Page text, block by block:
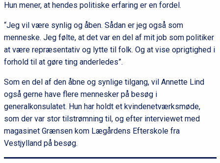
Hun mener, at hendes politiske erfaring er en fordel.
“Jeg vil være synlig og åben. Sådan er jeg også som
menneske. Jeg følte, at det var en del af mit job som politiker
at være repræsentativ og lytte til folk. Og at vise oprigtighed i
forhold til at gøre ting anderledes”.
Som en del af den åbne og synlige tilgang, vil Annette Lind
også gerne have flere mennesker på besøg i
generalkonsulatet. Hun har holdt et kvindenetværksmøde,
som der var stor tilstrømning til, og efter interviewet med
magasinet Grænsen kom Lægårdens Efterskole fra
Vestjylland på besøg.